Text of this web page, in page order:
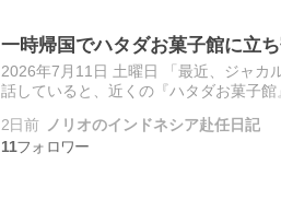
一時帰国でハタダお菓子館に立
2026年7月11日 土曜日 「最近、ジャカ
話していると、近くの『ハタダお菓子
2日前
ノリオのインドネシア赴任日記
11